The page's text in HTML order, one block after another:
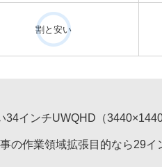
割と安い
インチUWQHD（
の作業領域拡張目的なら29イ